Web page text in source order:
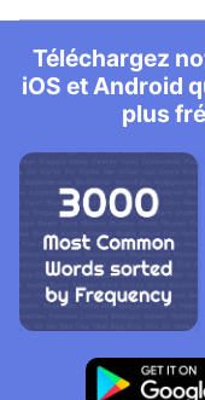
Téléchargez
iOS et Android
plus